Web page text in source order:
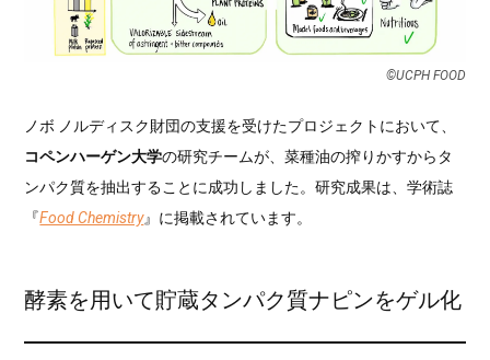
©UCPH FOOD
ノボ ノルディスク財団の支援を受けたプロジェクトにおいて、
コペンハーゲン大学の研究チームが、菜種油の搾りかすからタ
ンパク質を抽出することに成功しました。研究成果は、学術誌
『Food Chemistry』に掲載されています。
酵素を用いて貯蔵タンパク質ナピンをゲル化